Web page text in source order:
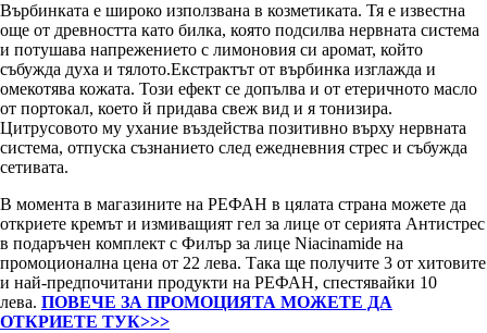
Върбинката е широко използвана в козметиката. Тя е известна
още от древността като билка, която подсилва нервната система
и потушава напрежението с лимоновия си аромат, който
събужда духа и тялото.Екстрактът от върбинка изглажда и
омекотява кожата. Този ефект се допълва и от етеричното масло
от портокал, което й придава свеж вид и я тонизира.
Цитрусовото му ухание въздейства позитивно върху нервната
система, отпуска съзнанието след ежедневния стрес и събужда
сетивата.
В момента в магазините на РЕФАН в цялата страна можете да
откриете кремът и измиващият гел за лице от серията Антистрес
в подаръчен комплект с Филър за лице Niacinamide на
промоционална цена от 22 лева. Така ще получите 3 от хитовите
и най-предпочитани продукти на РЕФАН, спестявайки 10
лева. ПОВЕЧЕ ЗА ПРОМОЦИЯТА МОЖЕТЕ ДА
ОТКРИЕТЕ ТУК>>>